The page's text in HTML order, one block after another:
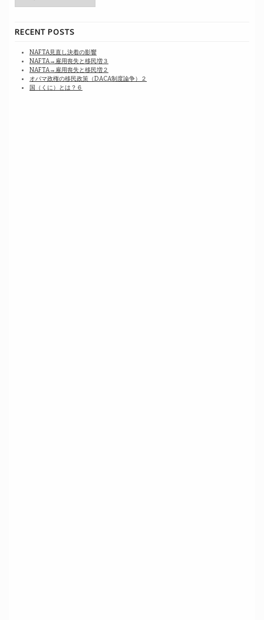
RECENT POSTS
NAFTA見直し決着の影響
NAFTA→雇用喪失と移民増３
NAFTA→雇用喪失と移民増２
オバマ政権の移民政策（DACA制度論争）２
国（くに）とは？６